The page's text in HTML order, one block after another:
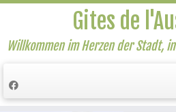
Gites de
Willkommen im Herzen der Stadt,